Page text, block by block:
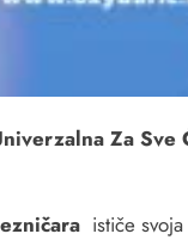
Za
ističe